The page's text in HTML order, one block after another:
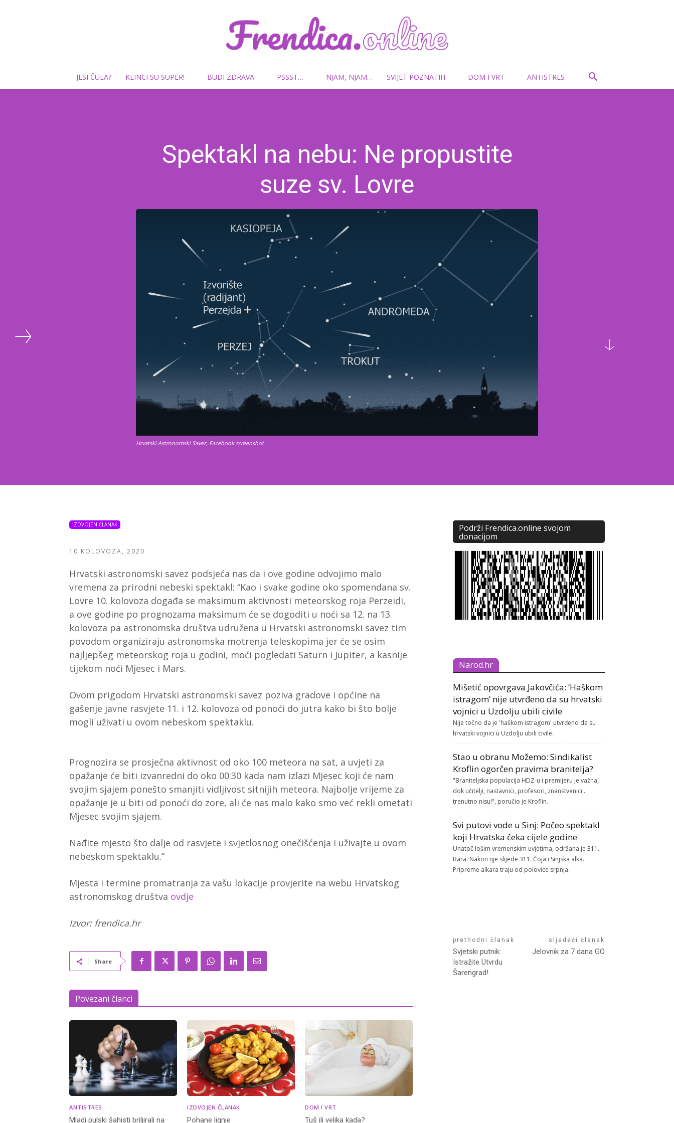
Frendica.online
JESI ČULA? KLINCI SU SUPER! BUDI ZDRAVA PSSST… NJAM, NJAM… SVIJET POZNATIH DOM I VRT ANTISTRES
Spektakl na nebu: Ne propustite
suze sv. Lovre
Hrvatski Astronomski Savez, Facebook screenshot
IZDVOJEN ČLANAK
10 KOLOVOZA, 2020
Hrvatski astronomski savez podsjeća nas da i ove godine odvojimo malo
vremena za prirodni nebeski spektakl: “Kao i svake godine oko spomendana sv.
Lovre 10. kolovoza događa se maksimum aktivnosti meteorskog roja Perzeidi,
a ove godine po prognozama maksimum će se dogoditi u noći sa 12. na 13.
kolovoza pa astronomska društva udružena u Hrvatski astronomski savez tim
povodom organiziraju astronomska motrenja teleskopima jer će se osim
najljepšeg meteorskog roja u godini, moći pogledati Saturn i Jupiter, a kasnije
tijekom noći Mjesec i Mars.
Ovom prigodom Hrvatski astronomski savez poziva gradove i općine na
gašenje javne rasvjete 11. i 12. kolovoza od ponoći do jutra kako bi što bolje
mogli uživati u ovom nebeskom spektaklu.
Prognozira se prosječna aktivnost od oko 100 meteora na sat, a uvjeti za
opažanje će biti izvanredni do oko 00:30 kada nam izlazi Mjesec koji će nam
svojim sjajem ponešto smanjiti vidljivost sitnijih meteora. Najbolje vrijeme za
opažanje je u biti od ponoći do zore, ali će nas malo kako smo već rekli ometati
Mjesec svojim sjajem.
Nađite mjesto što dalje od rasvjete i svjetlosnog onečišćenja i uživajte u ovom
nebeskom spektaklu.”
Mjesta i termine promatranja za vašu lokacije provjerite na webu Hrvatskog
astronomskog društva ovdje
Izvor: frendica.hr
Share
Povezani članci
ANTISTRES
Mladi pulski šahisti briljirali na
IZDVOJEN ČLANAK
Pohane lignje
DOM I VRT
Tuš ili velika kada?
Podrži Frendica.online svojom
donacijom
Narod.hr
Mišetić opovrgava Jakovčića: ‘Haškom
istragom’ nije utvrđeno da su hrvatski
vojnici u Uzdolju ubili civile
Nije točno da je 'haškom istragom' utvrđeno da su
hrvatski vojnici u Uzdolju ubili civile.
Stao u obranu Možemo: Sindikalist
Kroflin ogorčen pravima branitelja?
"Braniteljska populacija HDZ-u i premijeru je važna,
dok učitelji, nastavnici, profesori, znanstvenici...
trenutno nisu!", poručio je Kroflin.
Svi putovi vode u Sinj: Počeo spektakl
koji Hrvatska čeka cijele godine
Unatoč lošim vremenskim uvjetima, održana je 311.
Bara. Nakon nje slijede 311. Čoja i Sinjska alka.
Pripreme alkara traju od polovice srpnja.
prethodni članak
Svjetski putnik:
Istražite Utvrdu
Šarengrad!
sljedeći članak
Jelovnik za 7 dana GO